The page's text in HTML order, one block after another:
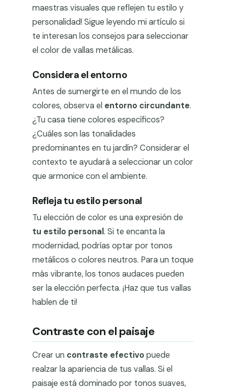
maestras visuales que reflejen tu estilo y
personalidad! Sigue leyendo mi artículo si
te interesan los consejos para seleccionar
el color de vallas metálicas.
Considera el entorno
Antes de sumergirte en el mundo de los
colores, observa el entorno circundante.
¿Tu casa tiene colores específicos?
¿Cuáles son las tonalidades
predominantes en tu jardín? Considerar el
contexto te ayudará a seleccionar un color
que armonice con el ambiente.
Refleja tu estilo personal
Tu elección de color es una expresión de
tu estilo personal. Si te encanta la
modernidad, podrías optar por tonos
metálicos o colores neutros. Para un toque
más vibrante, los tonos audaces pueden
ser la elección perfecta. ¡Haz que tus vallas
hablen de ti!
Contraste con el paisaje
Crear un contraste efectivopuede
realzar la apariencia de tus vallas. Si el
paisaje está dominado por tonos suaves,